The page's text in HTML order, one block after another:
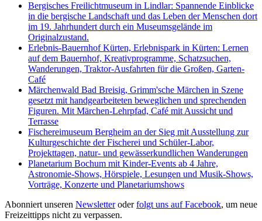
Bergisches Freilichtmuseum in Lindlar: Spannende Einblicke
in die bergische Landschaft und das Leben der Menschen dort
im 19. Jahrhundert durch ein Museumsgelände im
Originalzustand.
Erlebnis-Bauernhof Kürten, Erlebnispark in Kürten: Lernen
auf dem Bauernhof, Kreativprogramme, Schatzsuchen,
Wanderungen, Traktor-Ausfahrten für die Großen, Garten-
Café
Märchenwald Bad Breisig, Grimm'sche Märchen in Szene
gesetzt mit handgearbeiteten beweglichen und sprechenden
Figuren. Mit Märchen-Lehrpfad, Café mit Aussicht und
Terrasse
Fischereimuseum Bergheim an der Sieg mit Ausstellung zur
Kulturgeschichte der Fischerei und Schüler-Labor,
Projekttagen, natur- und gewässerkundlichen Wanderungen
Planetarium Bochum mit Kinder-Events ab 4 Jahre,
Astronomie-Shows, Hörspiele, Lesungen und Musik-Shows,
Vorträge, Konzerte und Planetariumshows
Abonniert unseren Newsletteroderfolgt uns auf Facebook, um neue
Freizeittipps nicht zu verpassen.